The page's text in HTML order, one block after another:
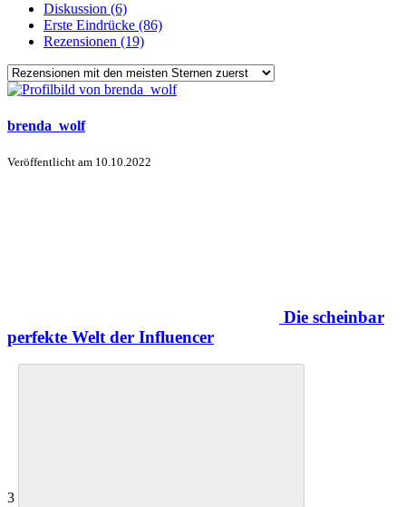
Diskussion (6)
Erste Eindrücke (86)
Rezensionen (19)
brenda_wolf
Veröffentlicht am 10.10.2022
Die scheinbar
perfekte Welt der Influencer
3